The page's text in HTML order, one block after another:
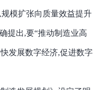
模扩张向质量效益提升
提出,要“推动制造业高
发展数字经济,促进数字